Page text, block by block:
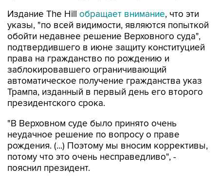
Издание The Hill обращает внимание, что эти
указы, "по всей видимости, являются попыткой
обойти недавнее решение Верховного суда",
подтвердившего в июне защиту конституцией
права на гражданство по рождению и
заблокировавшего ограничивающий
автоматическое получение гражданства указ
Трампа, изданный в первый день его второго
президентского срока.
"В Верховном суде было принято очень
неудачное решение по вопросу о праве
рождения. (...) Поэтому мы вносим коррективы,
потому что это очень несправедливо", -
пояснил президент.